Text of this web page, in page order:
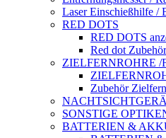
Laser Einschießhilfe /
RED DOTS
RED DOTS
Red dot Zubehör
ZIELFERNROHRE /
Zubehör
SONSTIGE
BATTERIEN &